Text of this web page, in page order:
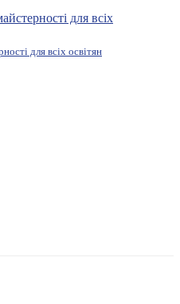
для всіх освітян